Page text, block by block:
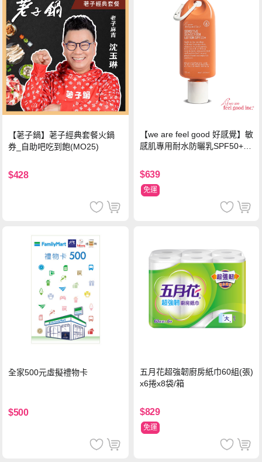
【荖子鍋】荖子經典套餐火鍋
券_自助吧吃到飽(MO25)
$428
【we are feel good 好感覺】敏
感肌專用耐水防曬乳SPF50+ 7
$639
免運
全家500元虛擬禮物卡
$500
五月花超強韌廚房紙巾60組(張)
x6捲x8袋/箱
$829
免運